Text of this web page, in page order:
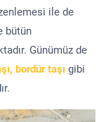
ile de
bütün
Günümüz de
bordür taşı gibi